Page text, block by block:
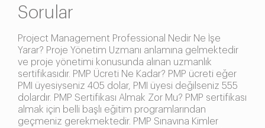
Sorular
Project Management Professional Nedir Ne İşe
Yarar? Proje Yönetim Uzmanı anlamına gelmektedir
ve proje yönetimi konusunda alınan uzmanlık
sertifikasıdır. PMP Ücreti Ne Kadar? PMP ücreti eğer
PMI üyesiyseniz 405 dolar, PMI üyesi değilseniz 555
dolardır. PMP Sertifikası Almak Zor Mu? PMP sertifikası
almak için belli başlı eğitim programlarından
geçmeniz gerekmektedir. PMP Sınavına Kimler